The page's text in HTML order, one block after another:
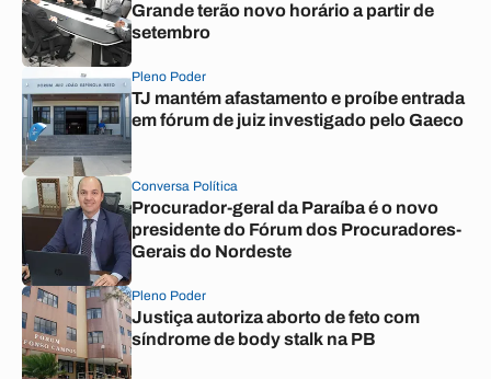
Grande terão novo horário a partir de
setembro
Pleno Poder
TJ mantém afastamento e proíbe entrada
em fórum de juiz investigado pelo Gaeco
Conversa Política
Procurador-geral da Paraíba é o novo
presidente do Fórum dos Procuradores-
Gerais do Nordeste
Pleno Poder
Justiça autoriza aborto de feto com
síndrome de body stalk na PB